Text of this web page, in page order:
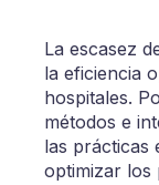
La escasez
la eficiencia
hospitales.
métodos e
las prácticas
optimizar los